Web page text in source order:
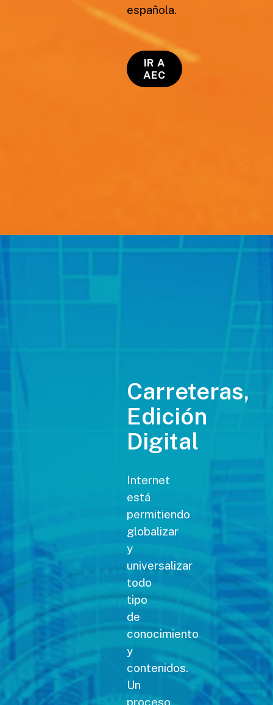
española.
IR A
AEC
Carreteras,
Edición
Digital
Internet
está
permitiendo
globalizar
y
universalizar
todo
tipo
de
conocimiento
y
contenidos.
Un
proceso